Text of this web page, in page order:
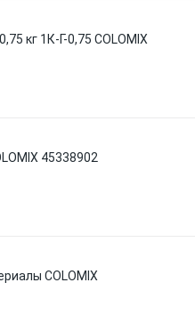
кг 1К-Г-0,75 COLOMIX
45338902
COLOMIX